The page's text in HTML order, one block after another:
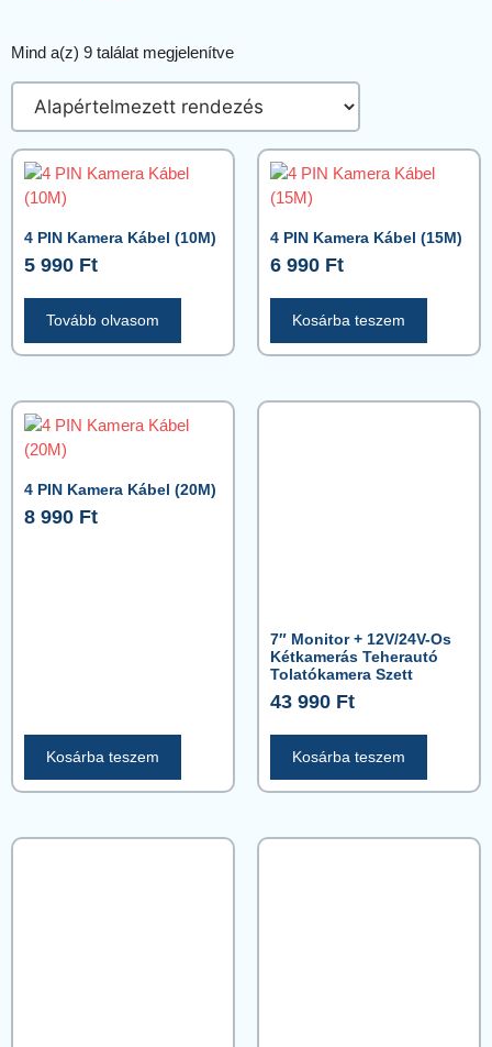
Mind a(z) 9 találat megjelenítve
4 PIN Kamera Kábel (10M)
5 990 Ft
Tovább olvasom
4 PIN Kamera Kábel (15M)
6 990 Ft
Kosárba teszem
4 PIN Kamera Kábel (20M)
8 990 Ft
Kosárba teszem
7″ Monitor + 12V/24V-Os
Kétkamerás Teherautó
Tolatókamera Szett
43 990 Ft
Kosárba teszem